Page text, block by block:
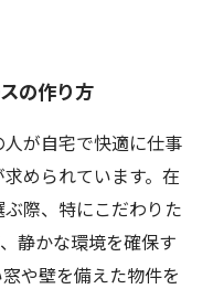
の作り方
が自宅で快適に仕事
められています。在
際、特にこだわりた
静かな環境を確保す
や壁を備えた物件を